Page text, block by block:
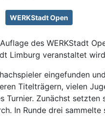
WERKStadt Open
des WERKStadt
Limburg veranstaltet
eingefunden
Titelträgern, vielen
Turnier. Zunächst
In Runde drei